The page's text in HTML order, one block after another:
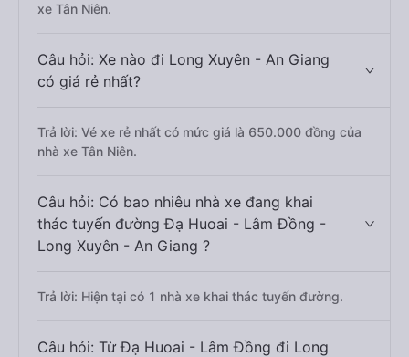
xe Tân Niên.
Câu hỏi: Xe nào đi Long Xuyên - An Giang
có giá rẻ nhất?
Trả lời: Vé xe rẻ nhất có mức giá là 650.000 đồng của
nhà xe Tân Niên.
Câu hỏi: Có bao nhiêu nhà xe đang khai
thác tuyến đường Đạ Huoai - Lâm Đồng -
Long Xuyên - An Giang ?
Trả lời: Hiện tại có 1 nhà xe khai thác tuyến đường.
Câu hỏi: Từ Đạ Huoai - Lâm Đồng đi Long